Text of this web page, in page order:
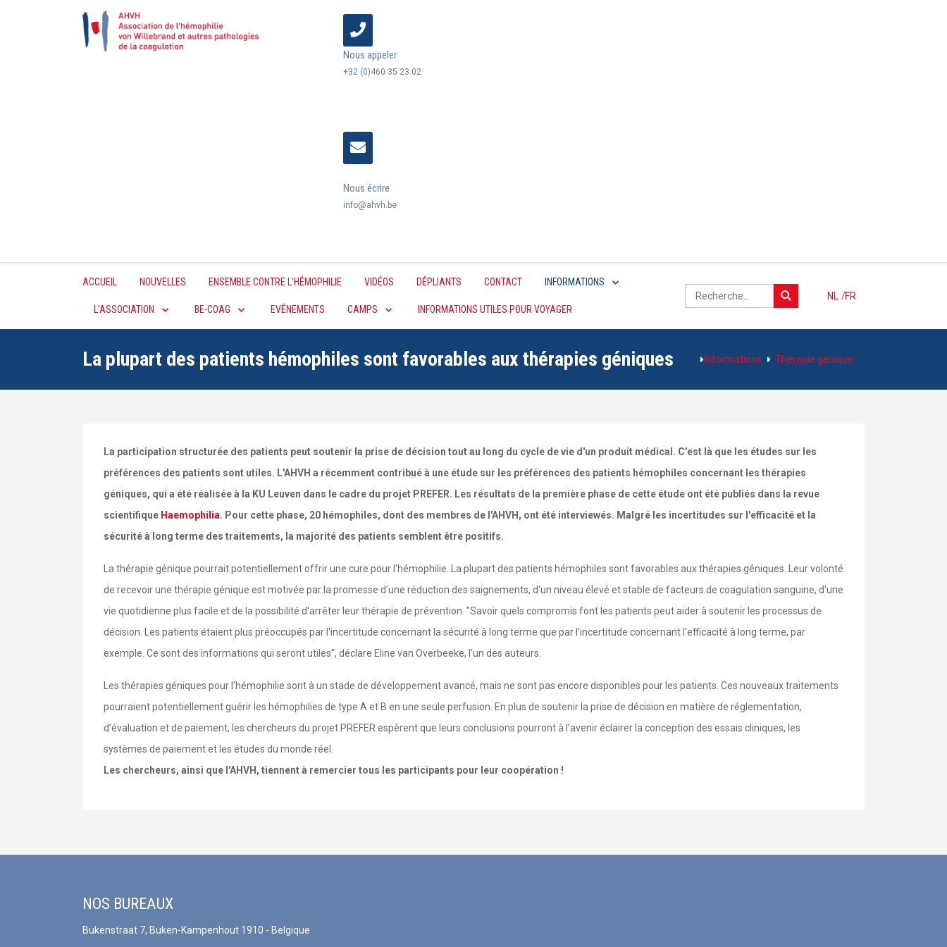
Nous appeler
+32 (0)460 35 23 02
Nous écrire
info@ahvh.be
ACCUEIL NOUVELLES ENSEMBLE CONTRE L'HÉMOPHILIE VIDÉOS DÉPLIANTS CONTACT INFORMATIONS
L'ASSOCIATION BE-COAG EVÉNEMENTS CAMPS INFORMATIONS UTILES POUR VOYAGER
NL FR
/
La plupart des patients hémophiles sont favorables aux thérapies géniques Informations Thérapie génique
La participation structurée des patients peut soutenir la prise de décision tout au long du cycle de vie d'un produit médical. C'est là que les études sur les
préférences des patients sont utiles. L'AHVH a récemment contribué à une étude sur les préférences des patients hémophiles concernant les thérapies
géniques, qui a été réalisée à la KU Leuven dans le cadre du projet PREFER. Les résultats de la première phase de cette étude ont été publiés dans la revue
scientifique Haemophilia. Pour cette phase, 20 hémophiles, dont des membres de l'AHVH, ont été interviewés. Malgré les incertitudes sur l'efficacité et la
sécurité à long terme des traitements, la majorité des patients semblent être positifs.
La thérapie génique pourrait potentiellement offrir une cure pour l'hémophilie. La plupart des patients hémophiles sont favorables aux thérapies géniques. Leur volonté
de recevoir une thérapie génique est motivée par la promesse d'une réduction des saignements, d'un niveau élevé et stable de facteurs de coagulation sanguine, d'une
vie quotidienne plus facile et de la possibilité d'arrêter leur thérapie de prévention. "Savoir quels compromis font les patients peut aider à soutenir les processus de
décision. Les patients étaient plus préoccupés par l'incertitude concernant la sécurité à long terme que par l'incertitude concernant l'efficacité à long terme, par
exemple. Ce sont des informations qui seront utiles", déclare Eline van Overbeeke, l'un des auteurs.
Les thérapies géniques pour l'hémophilie sont à un stade de développement avancé, mais ne sont pas encore disponibles pour les patients. Ces nouveaux traitements
pourraient potentiellement guérir les hémophilies de type A et B en une seule perfusion. En plus de soutenir la prise de décision en matière de réglementation,
d’évaluation et de paiement, les chercheurs du projet PREFER espèrent que leurs conclusions pourront à l'avenir éclairer la conception des essais cliniques, les
systèmes de paiement et les études du monde réel.
Les chercheurs, ainsi que l'AHVH, tiennent à remercier tous les participants pour leur coopération !
NOS BUREAUX
Bukenstraat 7, Buken-Kampenhout 1910 - Belgique